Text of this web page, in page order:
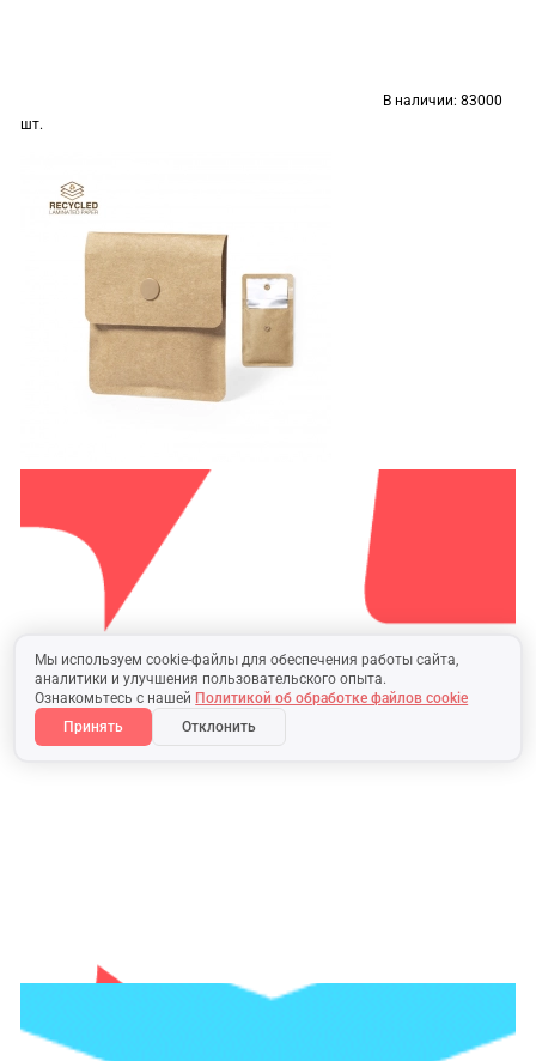
Мы используем cookie-файлы для обеспечения работы сайта,
аналитики и улучшения пользовательского опыта.
Ознакомьтесь с нашей Политикой об обработке файлов cookie
Принять
Отклонить
В наличии: 83000
шт.